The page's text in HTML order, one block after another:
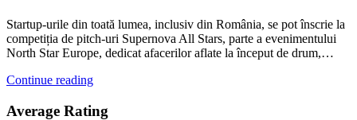
Startup-urile din toată lumea, inclusiv din România, se pot înscrie la
competiția de pitch-uri Supernova All Stars, parte a evenimentului
North Star Europe, dedicat afacerilor aflate la început de drum,…
Continue reading
Average Rating